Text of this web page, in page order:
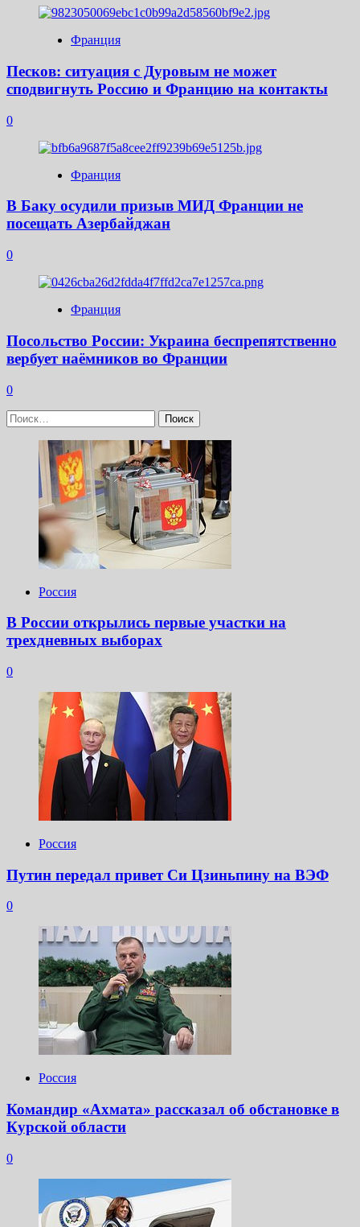
Франция
Песков: ситуация с Дуровым не может
сподвигнуть Россию и Францию на контакты
0
Франция
В Баку осудили призыв МИД Франции не
посещать Азербайджан
0
Франция
Посольство России: Украина беспрепятственно
вербует наёмников во Франции
0
Найти:
Россия
В России открылись первые участки на
трехдневных выборах
0
Россия
Путин передал привет Си Цзиньпину на ВЭФ
0
Россия
Командир «Ахмата» рассказал об обстановке в
Курской области
0